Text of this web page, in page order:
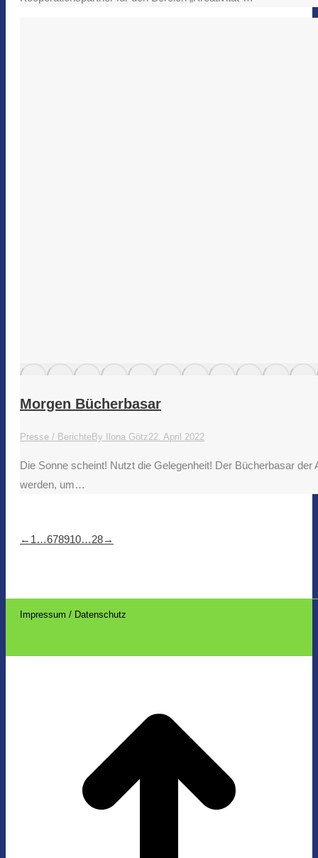
Morgen Bücherbasar
Presse / BerichteBy Ilona Götz22. April 2022
Die Sonne scheint! Nutzt die Gelegenheit! Der Bücherbasar
werden, um…
← 1…678910…28→
Impressum / Datenschutz